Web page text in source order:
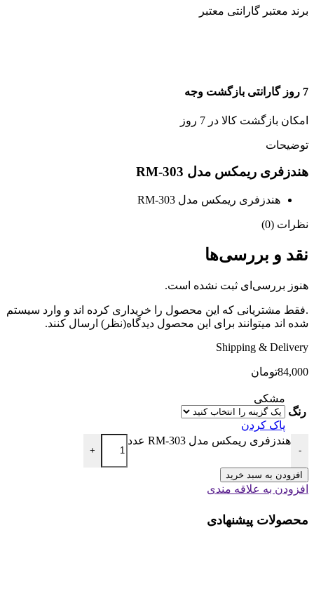
برند معتبر گارانتی معتبر
7 روز گارانتی بازگشت وجه
امکان بازگشت کالا در 7 روز
توضیحات
هندزفری ریمکس مدل RM-303
هندزفری ریمکس مدل RM-303
نظرات (0)
نقد و بررسی‌ها
هنوز بررسی‌ای ثبت نشده است.
.فقط مشتریانی که این محصول را خریداری کرده اند و وارد سیستم
شده اند میتوانند برای این محصول دیدگاه(نظر) ارسال کنند.
Shipping & Delivery
84,000تومان
رنگ
مشکی
پاک کردن
-
هندزفری ریمکس مدل RM-303 عدد
+
افزودن به سبد خرید
افزودن به علاقه مندی
محصولات پیشنهادی